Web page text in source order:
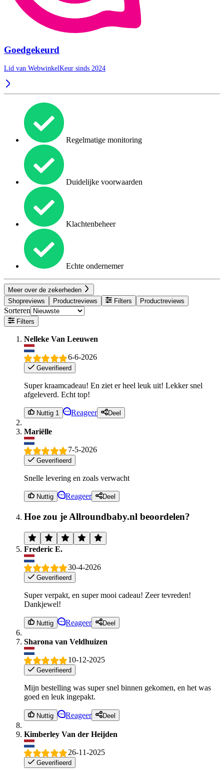
Goedgekeurd
Lid van WebwinkelKeur sinds 2024
Regelmatige monitoring
Duidelijke voorwaarden
Klachtenbeheer
Echte ondernemer
Meer over de zekerheden
Shopreviews
Productreviews Filters Productreviews
Sorteren
Filters
Nelleke Van Leeuwen
6-6-2026
Geverifieerd
Super kraamcadeau! En ziet er heel leuk uit! Lekker snel
afgeleverd. Echt top!
Nuttig 1 Reageer Deel
Mariëlle
7-5-2026
Geverifieerd
Snelle levering en zoals verwacht
Nuttig Reageer Deel
Hoe zou je Allroundbaby.nl beoordelen?
Frederic E.
30-4-2026
Geverifieerd
Super verpakt, en super mooi cadeau! Zeer tevreden!
Dankjewel!
Nuttig Reageer Deel
Sharona van Veldhuizen
10-12-2025
Geverifieerd
Mijn bestelling was super snel binnen gekomen, en het was
goed en leuk ingepakt.
Nuttig Reageer Deel
Kimberley Van der Heijden
26-11-2025
Geverifieerd